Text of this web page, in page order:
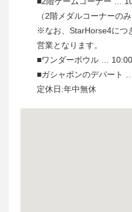
（2階メダルコーナーの
※なお、StarHorse4につ
営業となります。
■ワンダーボウル …
■ガシャポンのデパート
定休日:年中無休